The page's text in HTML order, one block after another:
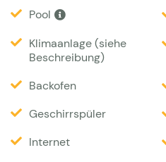
Meter. Hier stehen 6
Terrasse und Pool ist
mit Dusche/WC,
Betten um tagsüber
und BBQ vorhanden. Zum
Pool
Klimaanlage (siehe
Beschreibung)
Backofen
Geschirrspüler
Internet